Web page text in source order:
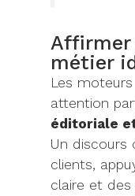
Affirmer
métier
Les
attention
éditoriale
Un discours
clients,
claire et